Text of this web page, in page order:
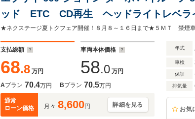
ッド ETC CD再生 ヘッドライトレベ
納ミラー プライバシーガラス
支払総額
68.8 万円
車両本体価格
58.0 万円
Aプラン 70.4万円 Bプラン 70.5万円
通常
ローン価格
月々 8,600円 詳細を見る
年式
車検
保証
排気量
お気